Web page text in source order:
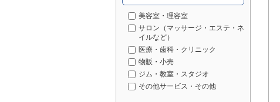
美容室・理容室
サロン（マッサージ・エステ・ネ
イルなど）
医療・歯科・クリニック
物販・小売
ジム・教室・スタジオ
その他サービス・その他